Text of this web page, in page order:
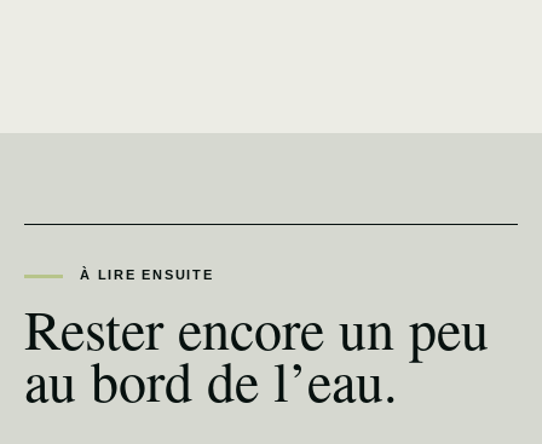
À LIRE ENSUITE
Rester encore un peu
au bord de l’eau.